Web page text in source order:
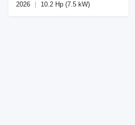
2026 10.2 Hp (7.5 kW)